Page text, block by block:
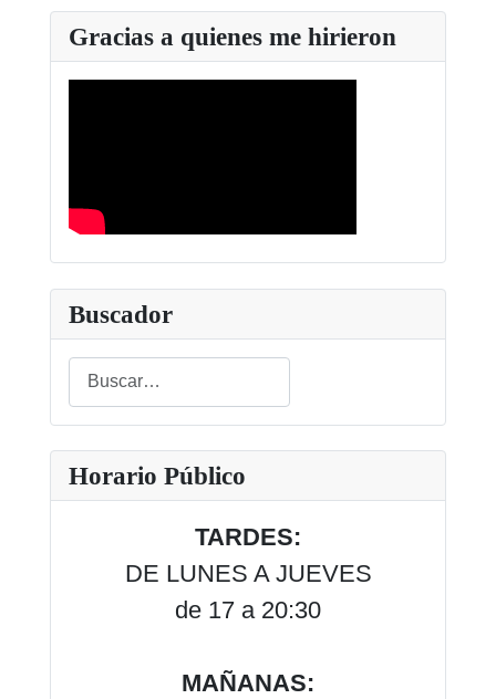
Gracias a quienes me hirieron
Buscador
Buscar
Type 2 or more characters for results.
Horario Público
TARDES:
DE LUNES A JUEVES
de 17 a 20:30
MAÑANAS: